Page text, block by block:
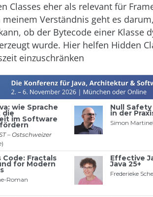
Classes eher als relevant für
Verständnis geht es
ob der Bytecode einer Klasse
wurde. Hier helfen Hidden
einzuschränken